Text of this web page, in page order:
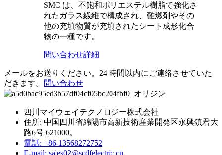
SMC は、不飽和ポリエステル樹脂で強化さ
れたガラス繊維で構成され、難燃剤やその
他の充填物質が充填されたシート成形化合
物の一種です。
問い合わせ詳細
メールをお送りください。24 時間以内にご連絡させていた
だきます。
問い合わせ
四川マイウェイテクノロジー株式会社
住所: 中国四川省綿陽市高新技術産業開発区永興鎮君大
路6号 621000。
電話: +86-13568272752
E-mail: sales02@scdfelectric.cn